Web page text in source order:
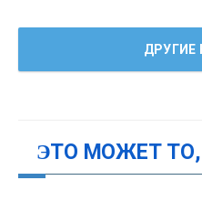
ДРУГИЕ
ЭТО МОЖЕТ